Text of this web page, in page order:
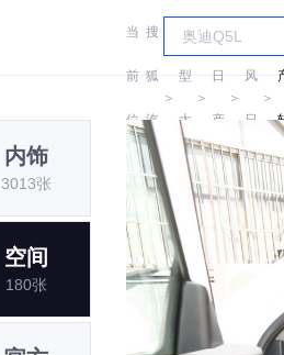
当
前
位
置:
搜
狐
汽
车
＞
车
型
大
全
＞
日
产
＞
风
日
产
＞
内饰
3013张
空间
180张